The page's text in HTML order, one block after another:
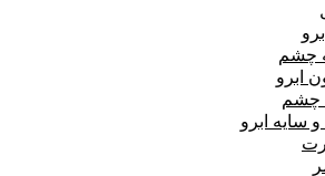
چشم
ابرو
چشم
و سایه ابرو